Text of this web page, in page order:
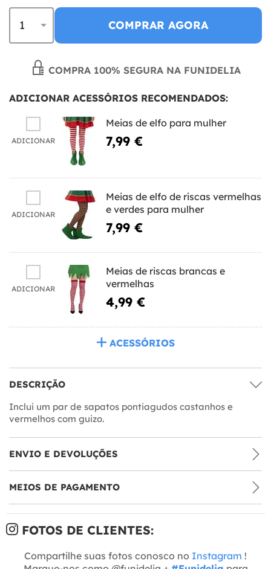
COMPRAR AGORA
COMPRA 100% SEGURA NA FUNIDELIA
ADICIONAR ACESSÓRIOS RECOMENDADOS:
ADICIONAR
Meias de elfo para mulher
7,99 €
ADICIONAR
Meias de elfo de riscas vermelhas
e verdes para mulher
7,99 €
ADICIONAR
Meias de riscas brancas e
vermelhas
4,99 €
ACESSÓRIOS
DESCRIÇÃO
Inclui um par de sapatos pontiagudos castanhos e
vermelhos com guizo.
ENVIO E DEVOLUÇÕES
MEIOS DE PAGAMENTO
FOTOS DE CLIENTES:
Compartilhe suas fotos conosco no Instagram !